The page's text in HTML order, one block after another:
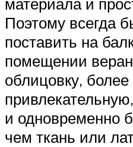
Поэтому всегда
поставить на
помещении
облицовку, более
и одновременно
чем ткань или